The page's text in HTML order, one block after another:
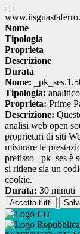
Nome
Tipologia
Proprieta
Descrizione
Durata
Nome:
Tipologia: analitico
Proprieta: Prime
Descrizione:
analisi web open
proprietari di siti
misurare le
prefisso _pk_ses è
si ritiene sia un
cookie.
Durata: 30 minuti
Accetta tutti